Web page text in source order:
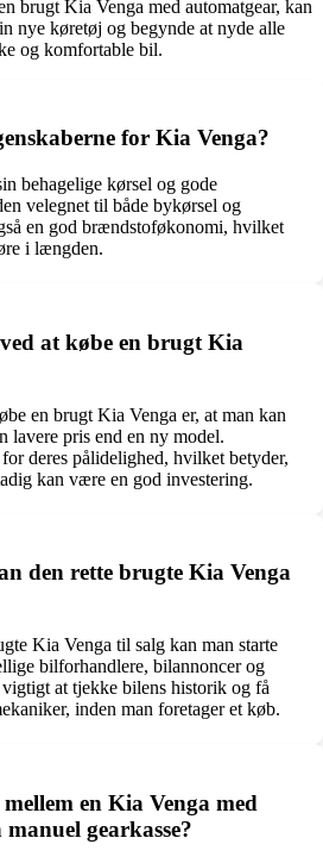
brugt Kia Venga med automatgear, kan
nye køretøj og begynde at nyde alle
og komfortable bil.
for Kia Venga?
behagelige kørsel og gode
velegnet til både bykørsel og
en god brændstoføkonomi, hvilket
i længden.
at købe en brugt Kia
en brugt Kia Venga er, at man kan
lavere pris end en ny model.
deres pålidelighed, hvilket betyder,
kan være en god investering.
den rette brugte Kia Venga
Kia Venga til salg kan man starte
bilforhandlere, bilannoncer og
at tjekke bilens historik og få
inden man foretager et køb.
en Kia Venga med
gearkasse?